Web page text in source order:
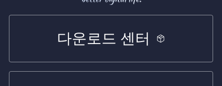
다운로드 센터